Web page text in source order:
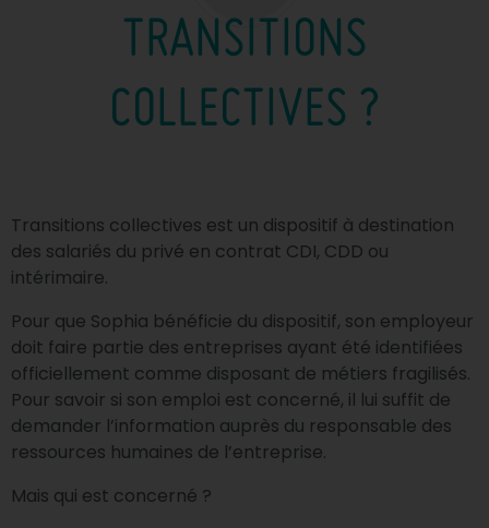
TRANSITIONS
COLLECTIVES ?
Transitions collectives est un dispositif à destination
des salariés du privé en contrat CDI, CDD ou
intérimaire.
Pour que Sophia bénéficie du dispositif, son employeur
doit faire partie des entreprises ayant été identifiées
officiellement comme disposant de métiers fragilisés.
Pour savoir si son emploi est concerné, il lui suffit de
demander l’information auprès du responsable des
ressources humaines de l’entreprise.
Mais qui est concerné ?